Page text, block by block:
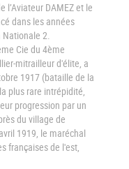
DAMEZ et le
dans les années
Nationale 2.
Cie du 4ème
mitrailleur d'élite, a
1917 (bataille de la
plus rare intrépidité,
progression par un
du village de
1919, le maréchal
françaises de l'est,